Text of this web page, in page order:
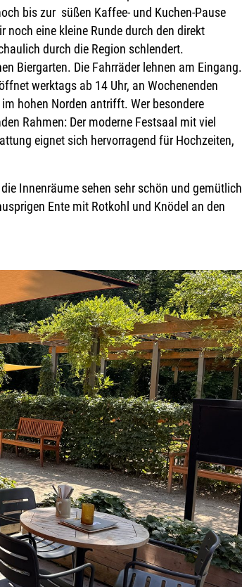
bis zur süßen Kaffee- und Kuchen-Pause
noch eine kleine Runde durch den direkt
durch die Region schlendert.
Biergarten. Die Fahrräder lehnen am Eingang.
werktags ab 14 Uhr, an Wochenenden
hohen Norden antrifft. Wer besondere
Rahmen: Der moderne Festsaal mit viel
eignet sich hervorragend für Hochzeiten,
Innenräume sehen sehr schön und gemütlich
Ente mit Rotkohl und Knödel an den